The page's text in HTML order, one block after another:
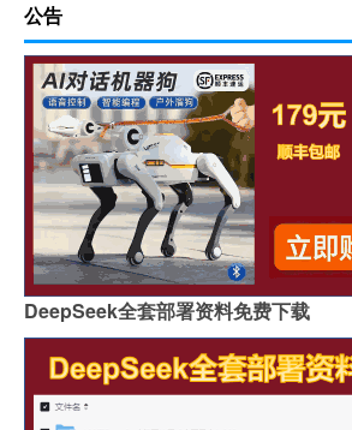
公告
DeepSeek全套部署资料免费下载